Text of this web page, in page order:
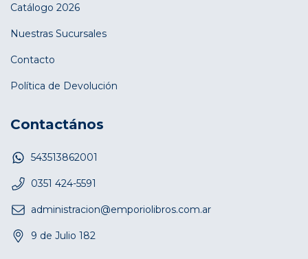
Catálogo 2026
Nuestras Sucursales
Contacto
Política de Devolución
Contactános
543513862001
0351 424-5591
administracion@emporiolibros.com.ar
9 de Julio 182